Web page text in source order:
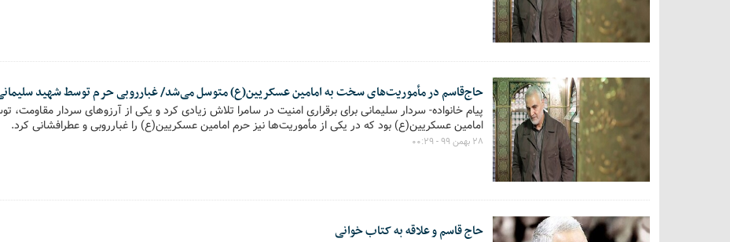
حاج‌قاسم در مأموریت‌های سخت به امامین عسکریین(ع) متوسل می‌شد/ غبارروبی حرم توسط شهید
پیام خانواده- سردار سلیمانی برای برقراری امنیت در سامرا تلاش زیادی کرد و یکی از آرزوهای سردار مقاومت،
امامین عسکریین(ع) بود که در یکی از مأموریت‌ها نیز حرم امامین عسکریین(ع) را غبارروبی و عطرافشانی کرد.
۲۸ بهمن ۹۹ - ۰۰:۲۹
حاج قاسم و علاقه به کتاب خوانی